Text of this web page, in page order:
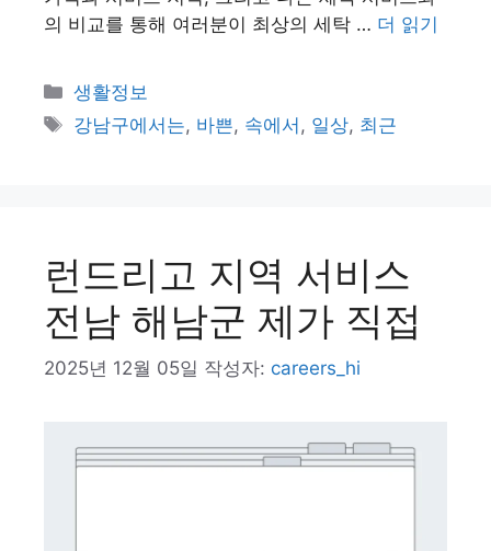
의 비교를 통해 여러분이 최상의 세탁 … 더 읽기
카
테
고
생활정보
태
강남구에서는, 바쁜, 속에서 , 일상, 최근
런드리고 지역 서비스
전남 해남군 제가 직접
2025년 12월 05일 작성자: careers_hi